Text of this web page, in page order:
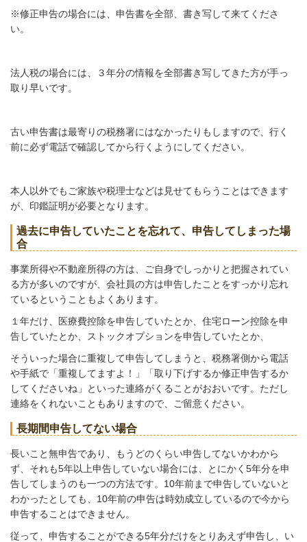
※修正申告の場合には、申告書を全部、書き写して来てくださ
い。
法人税の場合には、３年分の情報を全部書き写してきた方が手っ
取り早いです。
古い申告書は最寄りの税務署にはなかったりもしますので、行く
前に必ず電話で確認してから行くようにしてください。
本人以外でもご家族や税理士などは見せてもらうことはできます
が、印鑑証明が必要となります。
過去に申告していたことを忘れて、申告してしまった場
合
事業所得や不動産所得の方は、ご自身でしっかりと把握されてい
る方が多いのですが、会社員の方は申告したことをすっかり忘れ
ているということもよくあります。
１年だけ、医療費控除を申告していたとか、住宅ローン控除を申
告していたとか、ストックオプションを申告していたとか、
そういった場合に重複して申告してしまうと、税務署側から電話
や手紙で「重複してますよ！」「取り下げするか修正申告するか
してくださいね」といった連絡がくることがおおいです。ただし
連絡をくれないこともありますので、ご留意ください。
長期間申告してない場合
長いこと無申告であり、もうどのくらい申告してないかわから
ず、それも5年以上申告していない場合には、とにかく5年分を申
告してしまうのも一つの方法です。10年前まで申告していないと
わかったとしても、10年前の申告は時効成立しているので今から
申告することはできません。
従って、申告することができる5年分だけをとりあえず申告し、い